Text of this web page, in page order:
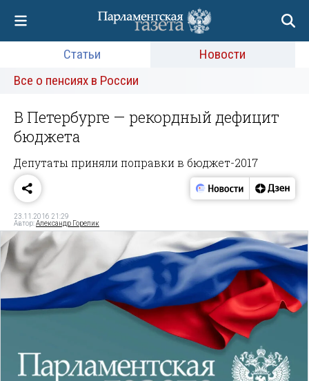
Статьи
Новости
Все о пенсиях в России
В Петербурге — рекордный дефицит
бюджета
Депутаты приняли поправки в бюджет-2017
23.11.2016 21:29
Автор:Александр Горелик